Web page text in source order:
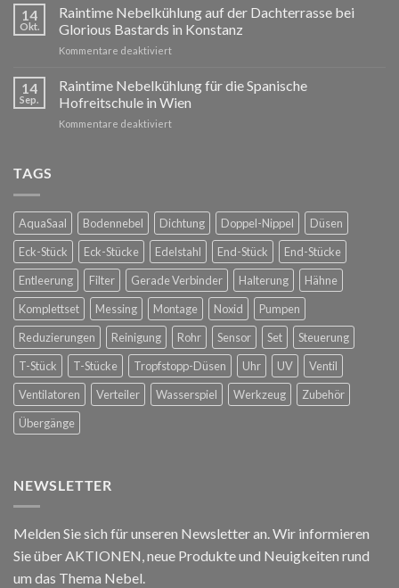
Jahr!
planen
umsetzen:
Raintime
für
Ihre
14
Okt.
Raintime Nebelkühlung auf der Dachterrasse bei
Glorious Bastards in Konstanz
Kommentare deaktiviertfür
Nebelkühlung
der
Dachterrasse
14
Sep.
Raintime Nebelkühlung für die Spanische
Hofreitschule in Wien
Kommentare deaktiviertfür
Hofreitschule
in
Wien
TAGS
AquaSaal Bodennebel Dichtung Doppel-Nippel
Düsen
Eck-Stück
Eck-Stücke Edelstahl End-Stück
End-Stücke
Entleerung
Filter Gerade Verbinder Halterung
Hähne
Komplettset
Messing Montage Noxid
Pumpen
Reduzierungen
Reinigung Rohr Sensor Set
Steuerung
T-Stück
T-Stücke Tropfstopp-Düsen Uhr UV
Ventil
Ventilatoren
Verteiler Wasserspiel Werkzeug
Zubehör
Übergänge
NEWSLETTER
Melden Sie sich für unseren Newsletter an. Wir informieren
Sie über AKTIONEN, neue Produkte und Neuigkeiten rund
um das Thema Nebel.